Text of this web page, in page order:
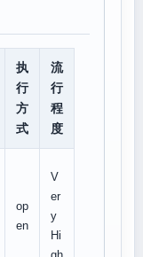
执
行
方
式
流
行
程
度
op
en
V
er
y
Hi